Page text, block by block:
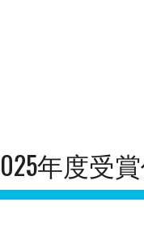
年度受